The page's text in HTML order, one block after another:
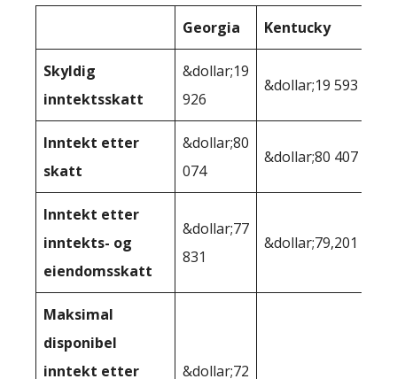
Georgia Kentucky
Skyldig
inntektsskatt
&dollar;19
926
&dollar;19 593
Inntekt etter
skatt
&dollar;80
074
&dollar;80 407
Inntekt etter
inntekts- og
eiendomsskatt
&dollar;77
831
&dollar;79,201
Maksimal
disponibel
inntekt etter
&dollar;72